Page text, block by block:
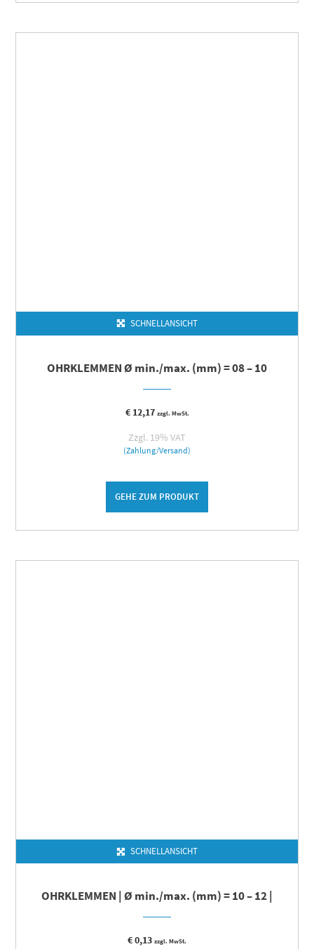
SCHNELLANSICHT
OHRKLEMMEN Ø min./max. (mm) = 08 – 10
€12,17 zzgl. MwSt.
Zzgl. 19% VAT
(Zahlung/Versand)
GEHE ZUM PRODUKT
SCHNELLANSICHT
OHRKLEMMEN | Ø min./max. (mm) = 10 – 12 |
€0,13 zzgl. MwSt.